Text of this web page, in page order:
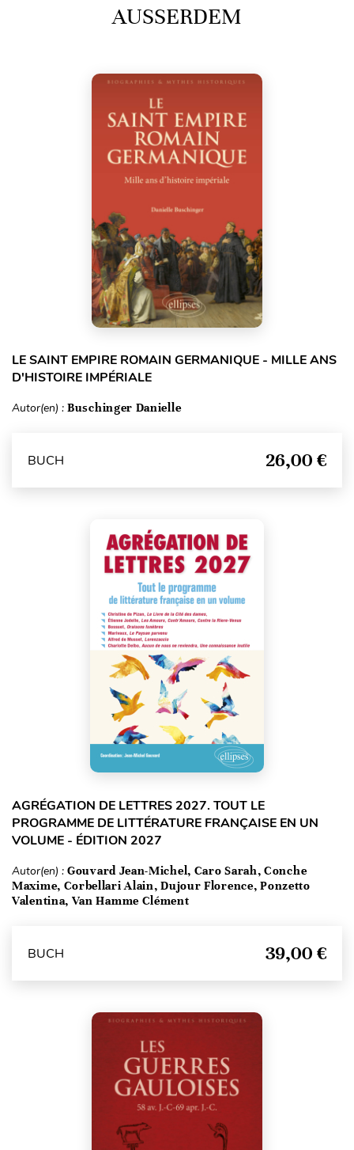
AUSSERDEM
LE SAINT EMPIRE ROMAIN GERMANIQUE - MILLE ANS
D'HISTOIRE IMPÉRIALE
Autor(en) : Buschinger Danielle
BUCH 26,00 €
AGRÉGATION DE LETTRES 2027. TOUT LE
PROGRAMME DE LITTÉRATURE FRANÇAISE EN UN
VOLUME - ÉDITION 2027
Autor(en) : Gouvard Jean-Michel, Caro Sarah, Conche
Maxime, Corbellari Alain, Dujour Florence, Ponzetto
Valentina, Van Hamme Clément
BUCH 39,00 €